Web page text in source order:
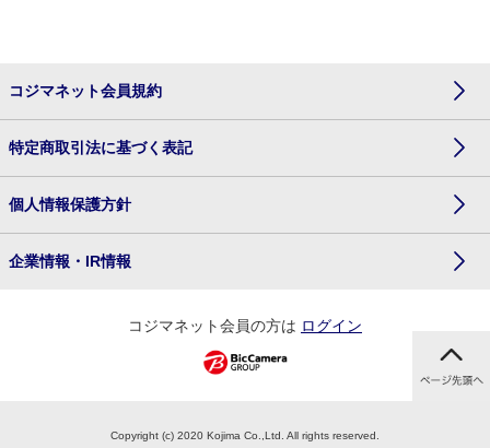
コジマネット会員規約
特定商取引法に基づく表記
個人情報保護方針
企業情報・IR情報
コジマネット会員の方は ログイン
Copyright (c) 2020 Kojima Co.,Ltd. All rights reserved.